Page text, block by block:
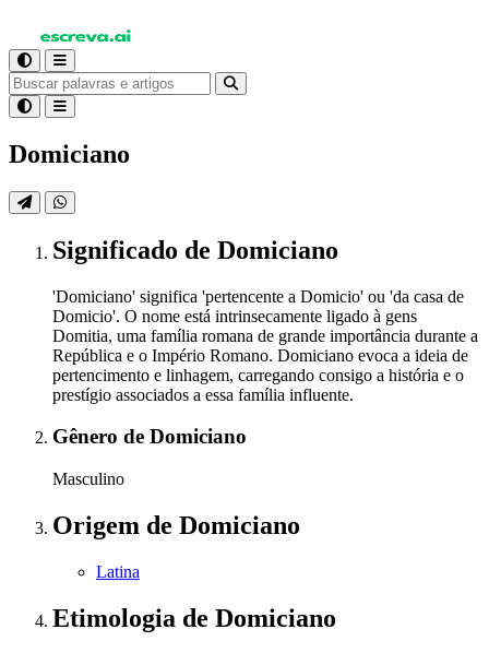
Domiciano
Significado de Domiciano
'Domiciano' significa 'pertencente a Domicio' ou 'da casa de
Domicio'. O nome está intrinsecamente ligado à gens
Domitia, uma família romana de grande importância durante a
República e o Império Romano. Domiciano evoca a ideia de
pertencimento e linhagem, carregando consigo a história e o
prestígio associados a essa família influente.
Gênero de Domiciano
Masculino
Origem de Domiciano
Latina
Etimologia de Domiciano